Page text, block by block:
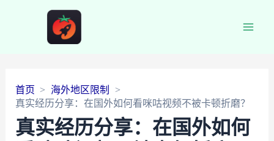
首页
海外地区限制
真实经历分享：在国外如何看咪咕视频不被卡顿折磨？
真实经历分享：在国外如何